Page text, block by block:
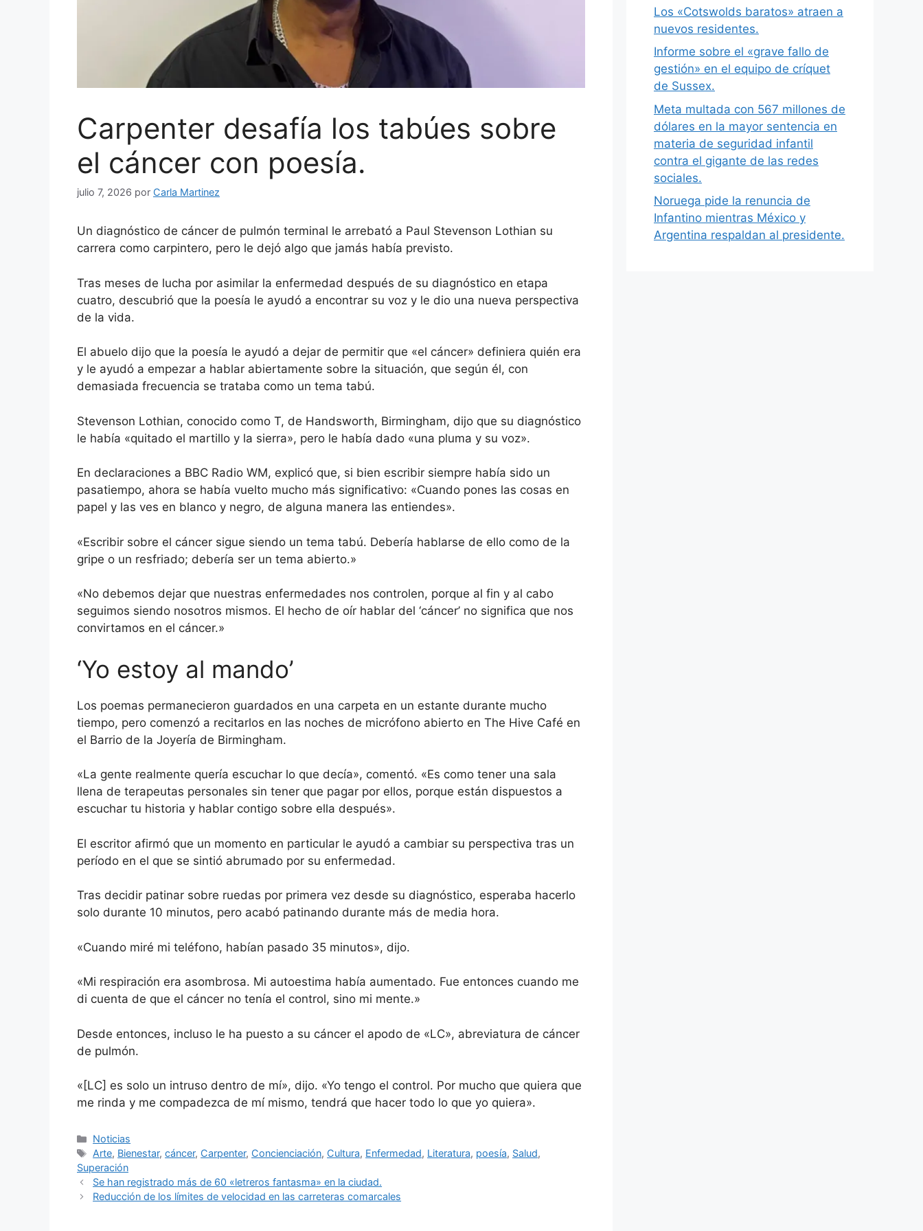
Carpenter desafía los tabúes sobre
el cáncer con poesía.
julio 7, 2026 por Carla Martinez
Un diagnóstico de cáncer de pulmón terminal le arrebató a Paul Stevenson Lothian su
carrera como carpintero, pero le dejó algo que jamás había previsto.
Tras meses de lucha por asimilar la enfermedad después de su diagnóstico en etapa
cuatro, descubrió que la poesía le ayudó a encontrar su voz y le dio una nueva perspectiva
de la vida.
El abuelo dijo que la poesía le ayudó a dejar de permitir que «el cáncer» definiera quién era
y le ayudó a empezar a hablar abiertamente sobre la situación, que según él, con
demasiada frecuencia se trataba como un tema tabú.
Stevenson Lothian, conocido como T, de Handsworth, Birmingham, dijo que su diagnóstico
le había «quitado el martillo y la sierra», pero le había dado «una pluma y su voz».
En declaraciones a BBC Radio WM, explicó que, si bien escribir siempre había sido un
pasatiempo, ahora se había vuelto mucho más significativo: «Cuando pones las cosas en
papel y las ves en blanco y negro, de alguna manera las entiendes».
«Escribir sobre el cáncer sigue siendo un tema tabú. Debería hablarse de ello como de la
gripe o un resfriado; debería ser un tema abierto.»
«No debemos dejar que nuestras enfermedades nos controlen, porque al fin y al cabo
seguimos siendo nosotros mismos. El hecho de oír hablar del ‘cáncer’ no significa que nos
convirtamos en el cáncer.»
‘Yo estoy al mando’
Los poemas permanecieron guardados en una carpeta en un estante durante mucho
tiempo, pero comenzó a recitarlos en las noches de micrófono abierto en The Hive Café en
el Barrio de la Joyería de Birmingham.
«La gente realmente quería escuchar lo que decía», comentó. «Es como tener una sala
llena de terapeutas personales sin tener que pagar por ellos, porque están dispuestos a
escuchar tu historia y hablar contigo sobre ella después».
El escritor afirmó que un momento en particular le ayudó a cambiar su perspectiva tras un
período en el que se sintió abrumado por su enfermedad.
Tras decidir patinar sobre ruedas por primera vez desde su diagnóstico, esperaba hacerlo
solo durante 10 minutos, pero acabó patinando durante más de media hora.
«Cuando miré mi teléfono, habían pasado 35 minutos», dijo.
«Mi respiración era asombrosa. Mi autoestima había aumentado. Fue entonces cuando me
di cuenta de que el cáncer no tenía el control, sino mi mente.»
Desde entonces, incluso le ha puesto a su cáncer el apodo de «LC», abreviatura de cáncer
de pulmón.
«[LC] es solo un intruso dentro de mí», dijo. «Yo tengo el control. Por mucho que quiera que
me rinda y me compadezca de mí mismo, tendrá que hacer todo lo que yo quiera».
Categorías
Noticias
Etiquetas
Arte, Bienestar,cáncer, Carpenter, Concienciación, Cultura, Enfermedad, Literatura, poesía, Salud,
Superación
Se han registrado más de 60 «letreros fantasma» en la ciudad.
Reducción de los límites de velocidad en las carreteras comarcales
Los «Cotswolds baratos» atraen a
nuevos residentes.
Informe sobre el «grave fallo de
gestión» en el equipo de críquet
de Sussex.
Meta multada con 567 millones de
dólares en la mayor sentencia en
materia de seguridad infantil
contra el gigante de las redes
sociales.
Noruega pide la renuncia de
Infantino mientras México y
Argentina respaldan al presidente.